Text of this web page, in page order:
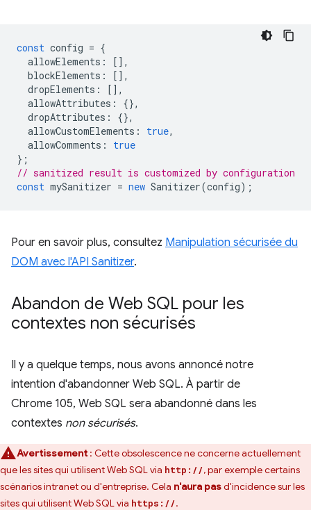
const config = {
allowElements :
[],
blockElements :
[],
dropElements :
[],
allowAttributes :
{},
dropAttributes :
{},
allowCustomElements : true,
allowComments :
true
};
// sanitized result is customized by configuration
const mySanitizer = new Sanitizer(config);
Pour en savoir plus, consultez Manipulation sécurisée du
DOM avec l'API Sanitizer.
Abandon de Web SQL pour les
contextes non sécurisés
Il y a quelque temps, nous avons annoncé notre
intention d'abandonner Web SQL. À partir de
Chrome 105, Web SQL sera abandonné dans les
contextes non sécurisés.
Avertissement: Cette obsolescence ne concerne actuellement
que les sites qui utilisent Web SQL via http://, par exemple certains
scénarios intranet ou d'entreprise. Cela n'aura pasd'incidence sur les
sites qui utilisent Web SQL via https://.